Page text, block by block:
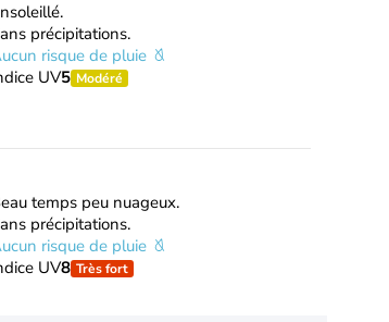
précipitations.
risque de pluie
UV5 Modéré
temps peu nuageux.
précipitations.
risque de pluie
UV8 Très fort